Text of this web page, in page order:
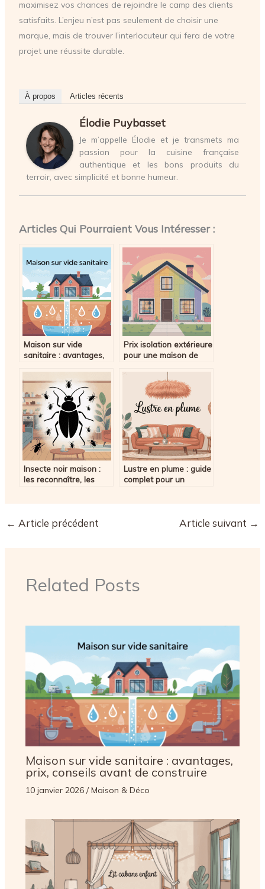
maximisez vos chances de rejoindre le camp des clients
satisfaits. L’enjeu n’est pas seulement de choisir une
marque, mais de trouver l’interlocuteur qui fera de votre
projet une réussite durable.
À propos Articles récents
Élodie Puybasset
Je m’appelle Élodie et je transmets ma
passion pour la cuisine française
authentique et les bons produits du
terroir, avec simplicité et bonne humeur.
Articles Qui Pourraient Vous Intéresser :
Maison sur vide
sanitaire : avantages,
Prix isolation extérieure
pour une maison de
prévoir en 2026 ?
Insecte noir maison :
les reconnaître, les
Lustre en plume : guide
complet pour un
← Article précédent Article suivant →
Related Posts
Maison sur vide sanitaire : avantages,
prix, conseils avant de construire
10 janvier 2026 /Maison & Déco